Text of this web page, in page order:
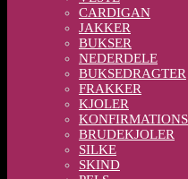
CARDIGAN
JAKKER
BUKSER
NEDERDELE
BUKSEDRAGTER
FRAKKER
KJOLER
BRUDEKJOLER
SILKE
SKIND